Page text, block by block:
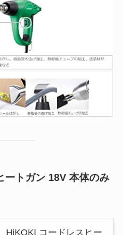
ートガン 18V 本体のみ
HiKOKI コードレスヒー